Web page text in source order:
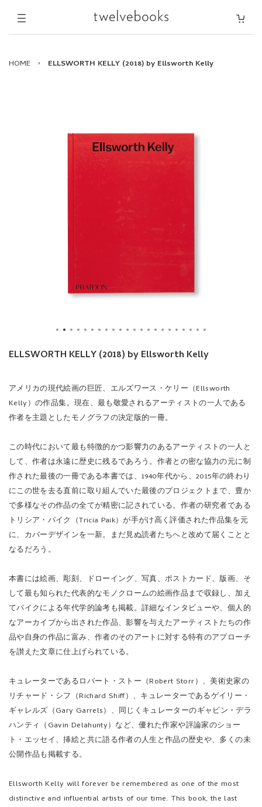
HOME › ELLSWORTH KELLY (2018) by Ellsworth Kelly
ELLSWORTH KELLY (2018) by Ellsworth Kelly
アメリカの現代絵画の巨匠、エルズワース・ケリー（Ellsworth
Kelly）の作品集。現在、最も敬愛されるアーティストの一人である
作者を主題としたモノグラフの決定版的一冊。
この時代において最も特徴的かつ影響力のあるアーティストの一人と
して、作者は永遠に歴史に残るであろう。作者との密な協力の元に制
作された最後の一冊である本書では、1940年代から、2015年の終わり
にこの世を去る直前に取り組んでいた最後のプロジェクトまで、豊か
で多様なその作品の全てが精密に記されている。作者の研究者である
トリシア・パイク（Tricia Paik）が手がけ高く評価された作品集を元
に、カバーデザインを一新。まだ見ぬ読者たちへと改めて届くことと
なるだろう。
本書には絵画、彫刻、ドローイング、写真、ポストカード、版画、そ
して最も知られた代表的なモノクロームの絵画作品まで収録し、加え
てパイクによる年代学的論考も掲載。詳細なインタビューや、個人的
なアーカイブから出された作品、影響を与えたアーティストたちの作
品や自身の作品に富み、作者のそのアートに対する特有のアプローチ
を讃えた文章に仕上げられている。
キュレーターであるロバート・ストー（Robert Storr）、美術史家の
リチャード・シフ（Richard Shiff）、キュレーターであるゲイリー・
ギャレルズ（Gary Garrels）、同じくキュレーターのギャビン・デラ
ハンティ（Gavin Delahunty）など、優れた作家や評論家のショー
ト・エッセイ、挿絵と共に語る作者の人生と作品の歴史や、多くの未
公開作品も掲載する。
Ellsworth Kelly will forever be remembered as one of the most
distinctive and influential artists of our time. This book, the last